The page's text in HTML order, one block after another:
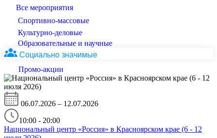
Все мероприятия
Спортивно-массовые
Культурно-деловые
Образовательные и научные
Социально значимые
Промо-акции
06.07.2026 – 12.07.2026
10:00 - 20:00
Национальный центр «Россия» в Красноярском крае (6 - 12